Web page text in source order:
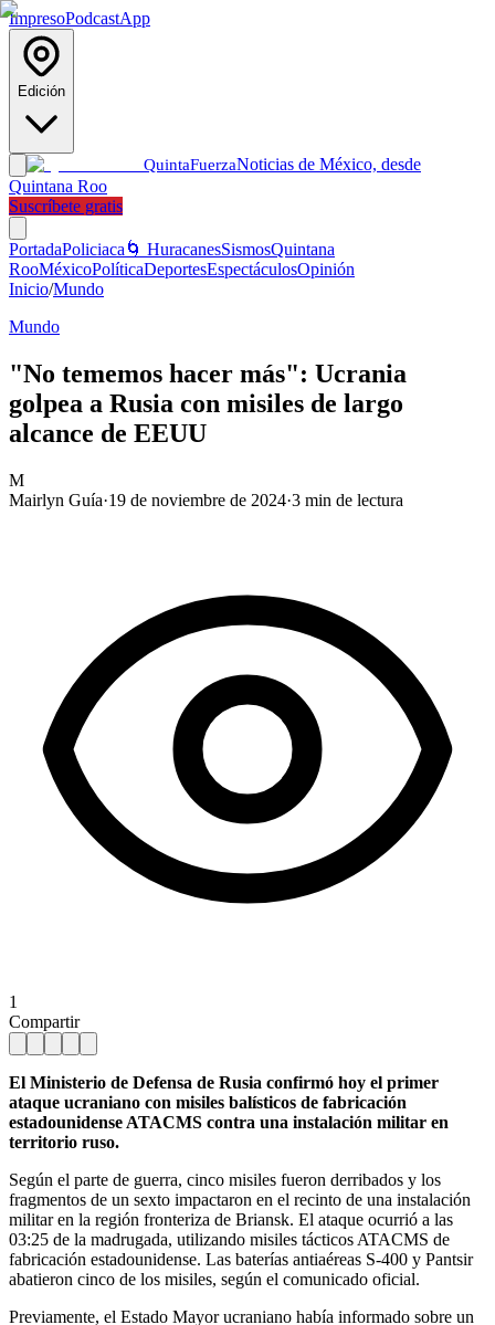
ImpresoPodcastApp
Edición
QuintaFuerzaNoticias de México, desde
Quintana Roo
Suscríbete gratis
PortadaPoliciaca 🌀 HuracanesSismosQuintana
RooMéxicoPolíticaDeportesEspectáculosOpinión
Inicio/Mundo
Mundo
"No tememos hacer más": Ucrania
golpea a Rusia con misiles de largo
alcance de EEUU
M
Mairlyn Guía·19 de noviembre de 2024·3 min de lectura
1
Compartir
El Ministerio de Defensa de Rusia confirmó hoy el primer
ataque ucraniano con misiles balísticos de fabricación
estadounidense ATACMS contra una instalación militar en
territorio ruso.
Según el parte de guerra, cinco misiles fueron derribados y los
fragmentos de un sexto impactaron en el recinto de una instalación
militar en la región fronteriza de Briansk. El ataque ocurrió a las
03:25 de la madrugada, utilizando misiles tácticos ATACMS de
fabricación estadounidense. Las baterías antiaéreas S-400 y Pantsir
abatieron cinco de los misiles, según el comunicado oficial.
Previamente, el Estado Mayor ucraniano había informado sobre un